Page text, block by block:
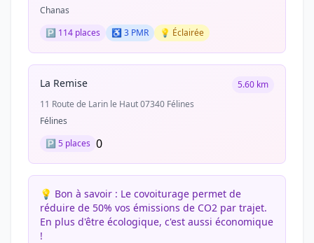
Chanas
🅿️ 114 places
♿ 3 PMR 💡 Éclairée
La Remise
5.60 km
11 Route de Larin le Haut 07340 Félines
Félines
🅿️ 5 places 0
💡 Bon à savoir : Le covoiturage permet de
réduire de 50% vos émissions de CO2 par trajet.
En plus d'être écologique, c'est aussi économique
!